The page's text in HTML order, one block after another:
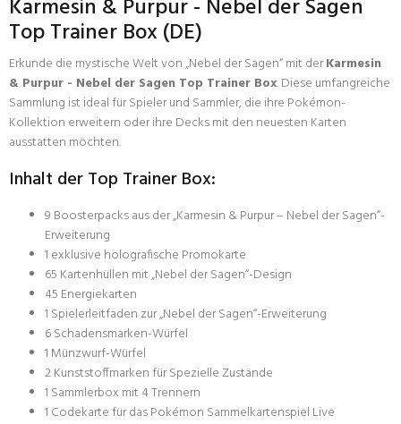
Karmesin & Purpur - Nebel der Sagen
Top Trainer Box (DE)
Erkunde die mystische Welt von „Nebel der Sagen“ mit derKarmesin
& Purpur - Nebel der Sagen Top Trainer Box. Diese umfangreiche
Sammlung ist ideal für Spieler und Sammler, die ihre Pokémon-
Kollektion erweitern oder ihre Decks mit den neuesten Karten
ausstatten möchten.
Inhalt der Top Trainer Box:
9 Boosterpacks aus der „Karmesin & Purpur – Nebel der Sagen“-
Erweiterung
1 exklusive holografische Promokarte
65 Kartenhüllen mit „Nebel der Sagen“-Design
45 Energiekarten
1 Spielerleitfaden zur „Nebel der Sagen“-Erweiterung
6 Schadensmarken-Würfel
1 Münzwurf-Würfel
2 Kunststoffmarken für Spezielle Zustände
1 Sammlerbox mit 4 Trennern
1 Codekarte für das Pokémon Sammelkartenspiel Live